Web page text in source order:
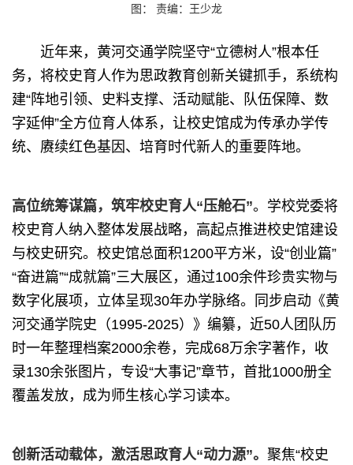
图： 责编：王少龙
近年来，黄河交通学院坚守“立德树人”根本任
务，将校史育人作为思政教育创新关键抓手，系统构
建“阵地引领、史料支撑、活动赋能、队伍保障、数
字延伸”全方位育人体系，让校史馆成为传承办学传
统、赓续红色基因、培育时代新人的重要阵地。
高位统筹谋篇，筑牢校史育人“压舱石”。学校党委将
校史育人纳入整体发展战略，高起点推进校史馆建设
与校史研究。校史馆总面积1200平方米，设“创业篇”
“奋进篇”“成就篇”三大展区，通过100余件珍贵实物与
数字化展项，立体呈现30年办学脉络。同步启动《黄
河交通学院史（1995-2025）》编纂，近50人团队历
时一年整理档案2000余卷，完成68万余字著作，收
录130余张图片，专设“大事记”章节，首批1000册全
覆盖发放，成为师生核心学习读本。
创新活动载体，激活思政育人“动力源”。 聚焦“校史